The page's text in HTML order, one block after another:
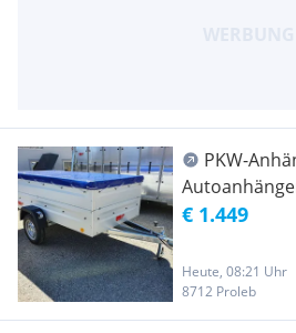
PKW-
€ 1.449
Heute, 08:21 Uhr
8712 Proleb